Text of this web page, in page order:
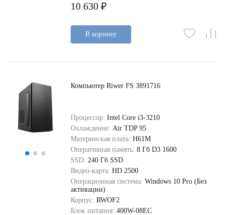
10 630 ₽
В корзину
Компьютер Riwer FS 3891716
Процессор: Intel Core i3-3210
Охлаждение: Air TDP 95
Материнская плата: H61M
Оперативная память: 8 Гб D3 1600
SSD: 240 Гб SSD
Видео-карта: HD 2500
Операционная система: Windows 10 Pro (Без
активации)
Корпус: RWOF2
Блок питания: 400W-08EC